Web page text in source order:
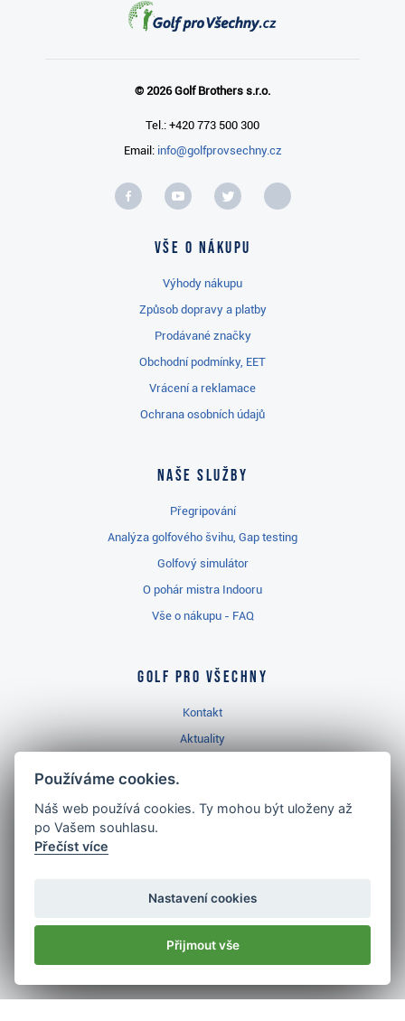
© 2026 Golf Brothers s.r.o.
Tel.: +420 773 500 300
Email: info@golfprovsechny.cz
Vše o nákupu
Výhody nákupu
Způsob dopravy a platby
Prodávané značky
Obchodní podmínky, EET
Vrácení a reklamace
Ochrana osobních údajů
Naše služby
Přegripování
Analýza golfového švihu, Gap testing
Golfový simulátor
O pohár mistra Indooru
Vše o nákupu - FAQ
Golf pro všechny
Kontakt
Aktuality
Golfový slovník
Nejlépe hodnocený
v ČR
Používáme cookies.
Náš web používá cookies. Ty mohou být uloženy až
po Vašem souhlasu.
Přečíst více
Nastavení cookies
Přijmout vše